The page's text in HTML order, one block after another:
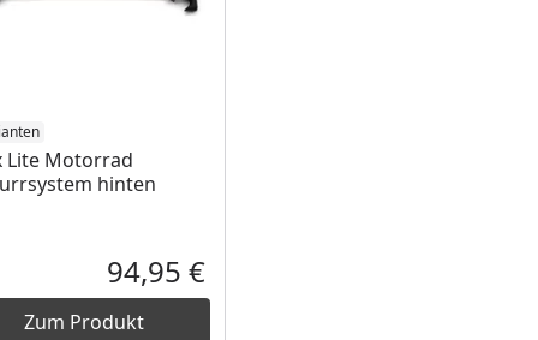
Lite Motorrad
hinten
Aktueller Preis
94,95 €
Zum Produkt